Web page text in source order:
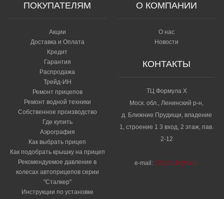
ПОКУПАТЕЛЯМ
Акции
Доставка и Оплата
Кредит
Гарантия
Распродажа
Трейд-ИН
Ремонт прицепов
Ремонт водной техники
Собственное производство
Где купить
Аэрография
Как выбрать прицеп
Как подобрать крышку на прицеп
Рекомендуемое давление в
колесах автоприцепов серии
"Сталкер"​
Инструкции по установке
О КОМПАНИИ
О нас
Новости
КОНТАКТЫ
ТЦ Формула Х
Моск. обл., Ленинский р-н,
д. Ближние Прудищи, владение
1, строение 1 3 вход, 2 этаж, пав.
2-12
e-mail:2210018@bk.ru